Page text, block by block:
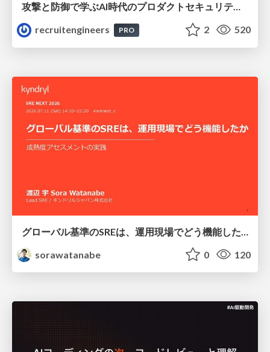
攻撃と防御で学ぶAI時代のプロダクトセキュリティ演習
recruitengineers
PRO 2 520
sorawatanabe
0 120